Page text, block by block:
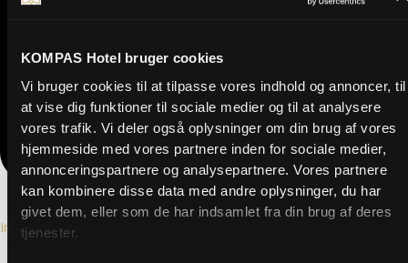
KOMPAS Hotel bruger cookies
Vi bruger cookies til at tilpasse vores indhold og annoncer, til
at vise dig funktioner til sociale medier og til at analysere
vores trafik. Vi deler også oplysninger om din brug af vores
hjemmeside med vores partnere inden for sociale medier,
annonceringspartnere og analysepartnere. Vores partnere
kan kombinere disse data med andre oplysninger, du har
givet dem, eller som de har indsamlet fra din brug af deres
tjenester.
Instagram